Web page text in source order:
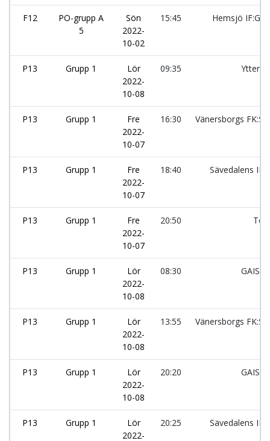
F12
PO-grupp A
5
Sön
2022-
10-02
15:45 Hemsjö IF:Gul
P13 Grupp 1
Lör
2022-
10-08
09:35
P13 Grupp 1
Fre
2022-
10-07
16:30 Vänersborgs
P13 Grupp 1
Fre
2022-
10-07
18:40 Sävedalens
P13 Grupp 1
Fre
2022-
10-07
20:50
P13 Grupp 1
Lör
2022-
10-08
08:30
P13 Grupp 1
Lör
2022-
10-08
13:55 Vänersborgs
P13 Grupp 1
Lör
2022-
10-08
20:20
P13 Grupp 1
Lör
2022-
20:25 Sävedalens